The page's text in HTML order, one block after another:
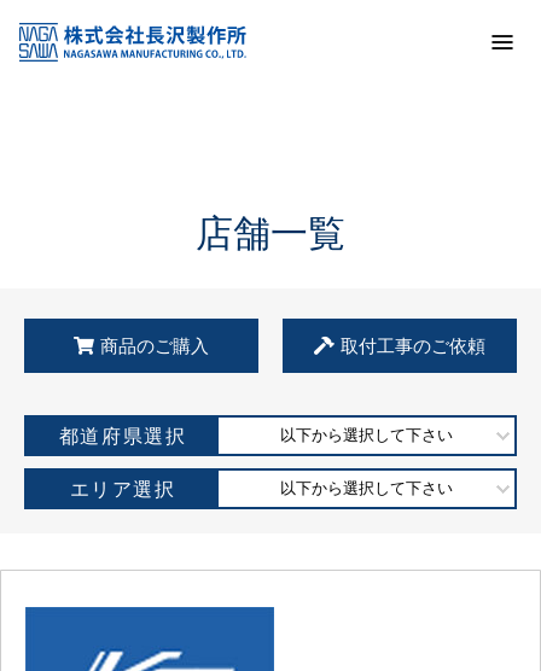
KSS加盟店・取扱店情報
店舗一覧
店舗一覧
商品のご購入 取付工事のご依頼
都道府県選択 以下から選択して下さい
エリア選択 以下から選択して下さい